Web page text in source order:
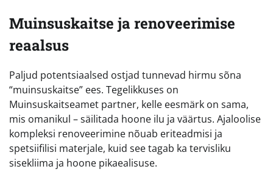
Muinsuskaitse ja renoveerimise
reaalsus
Paljud potentsiaalsed ostjad tunnevad hirmu sõna
“muinsuskaitse” ees. Tegelikkuses on
Muinsuskaitseamet partner, kelle eesmärk on sama,
mis omanikul – säilitada hoone ilu ja väärtus. Ajaloolise
kompleksi renoveerimine nõuab eriteadmisi ja
spetsiifilisi materjale, kuid see tagab ka tervisliku
sisekliima ja hoone pikaealisuse.